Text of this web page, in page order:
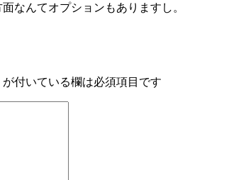
なんてオプションもありますし。
が付いている欄は必須項目です